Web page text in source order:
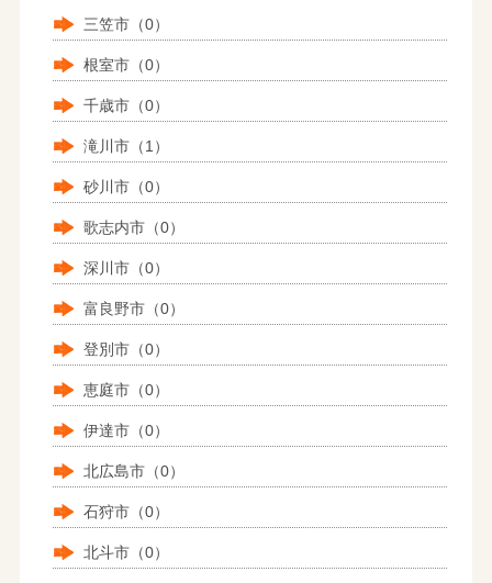
三笠市（0）
根室市（0）
千歳市（0）
滝川市（1）
砂川市（0）
歌志内市（0）
深川市（0）
富良野市（0）
登別市（0）
恵庭市（0）
伊達市（0）
北広島市（0）
石狩市（0）
北斗市（0）